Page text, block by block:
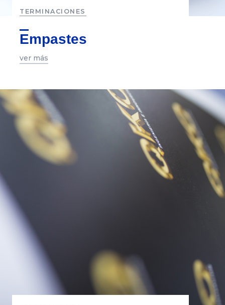
TERMINACIONES
Empastes
ver más